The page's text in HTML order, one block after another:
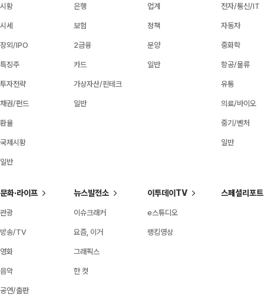
시황
시세
장외/IPO
특징주
투자전략
채권/펀드
환율
국제시황
일반
은행
보험
2금융
카드
가상자산/핀테크
일반
업계
정책
분양
일반
전자/통신/IT
자동차
중화학
항공/물류
유통
의료/바이오
중기/벤처
일반
문화·라이프
관광
방송/TV
영화
음악
공연/출판
뉴스발전소
이슈크래커
요즘, 이거
그래픽스
한 컷
이투데이TV
e스튜디오
랭킹영상
스페셜리포트